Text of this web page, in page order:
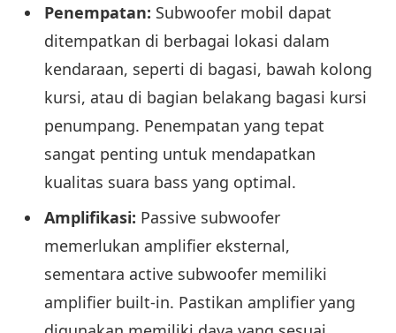
Penempatan: Subwoofer mobil dapat
ditempatkan di berbagai lokasi dalam
kendaraan, seperti di bagasi, bawah kolong
kursi, atau di bagian belakang bagasi kursi
penumpang. Penempatan yang tepat
sangat penting untuk mendapatkan
kualitas suara bass yang optimal.
Amplifikasi: Passive subwoofer
memerlukan amplifier eksternal,
sementara active subwoofer memiliki
amplifier built-in. Pastikan amplifier yang